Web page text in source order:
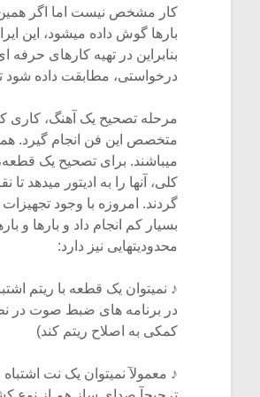
کار مشخص نیست اما اگر همین
بارها گوش داده میشود، این
بنابراین در تهیه کارهای
درخواستی، مطابقت داده شود
مرحله تصحیح یک آهنگ، کاری
متخصص این فن انجام گیرد.
میباشند. برای تصحیح یک
کلی، آنها را به ادیتور
گردند. امروزه با وجود
بسیار کم انجام داد و بارها و
محدودیتهایی نیز دارد:
♪ نمیتوان یک قطعه با ریتم
در برنامه های ضبط صوت در
کمکی به اصلاح ریتم کند)
♪ معمولآ نمیتوان یک نت